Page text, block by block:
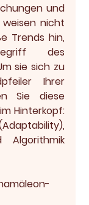
und
nicht
Trends hin,
des
sie sich zu
Ihrer
Sie diese
Hinterkopf: